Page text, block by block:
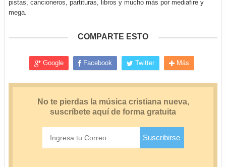
pistas, cancioneros, partituras, libros y mucho más por mediafire y
mega.
COMPARTE ESTO
Google Facebook Twitter Más